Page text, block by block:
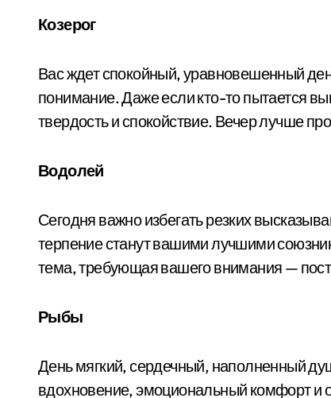
Козерог
Вас ждет спокойный, уравновешенный
понимание. Даже если кто-то пытается
твердость и спокойствие. Вечер лучше
Водолей
Сегодня важно избегать резких
терпение станут вашими лучшими
тема, требующая вашего внимания —
Рыбы
День мягкий, сердечный, наполненный
вдохновение, эмоциональный комфорт и